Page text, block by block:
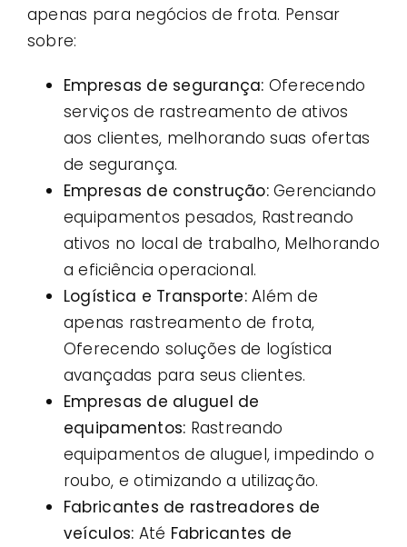
apenas para negócios de frota. Pensar
sobre:
Empresas de segurança: Oferecendo
serviços de rastreamento de ativos
aos clientes, melhorando suas ofertas
de segurança.
Empresas de construção:Gerenciando
equipamentos pesados, Rastreando
ativos no local de trabalho, Melhorando
a eficiência operacional.
Logística e Transporte:Além de
apenas rastreamento de frota,
Oferecendo soluções de logística
avançadas para seus clientes.
Empresas de aluguel de
equipamentos: Rastreando
equipamentos de aluguel, impedindo o
roubo, e otimizando a utilização.
Fabricantes de rastreadores de
veículos: Até Fabricantes de